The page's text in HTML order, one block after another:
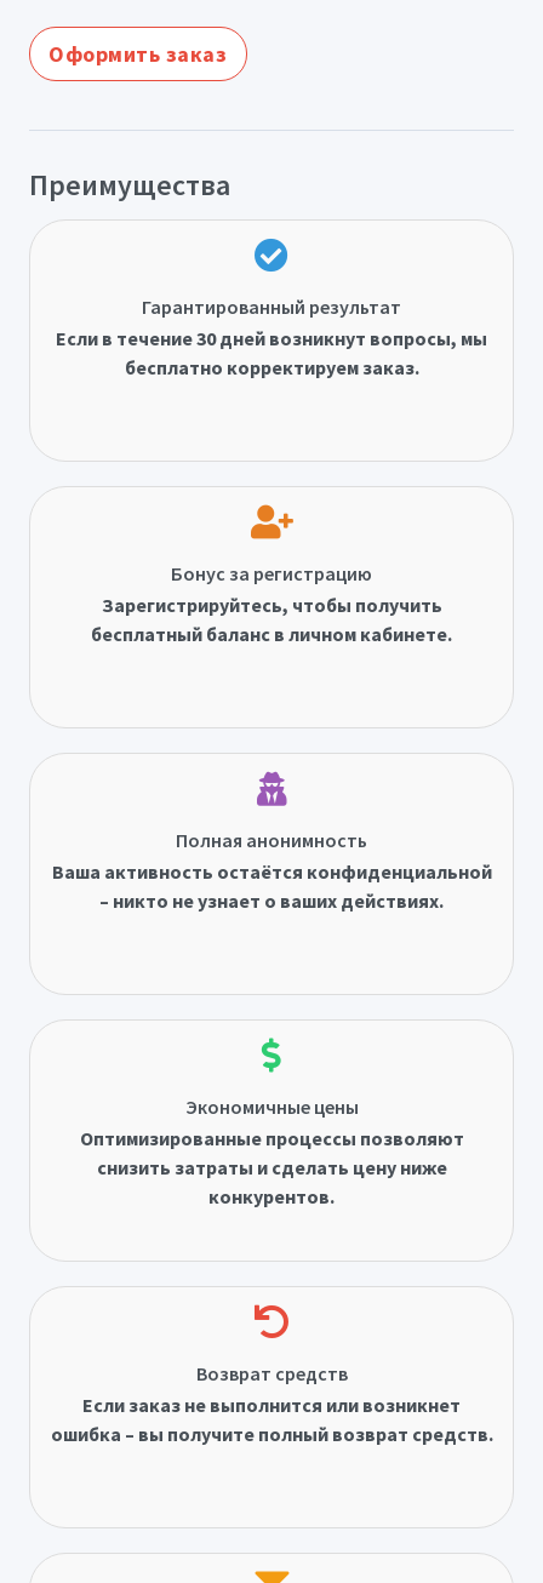
Оформить заказ
Преимущества
Гарантированный результат
Если в течение 30 дней возникнут вопросы, мы
бесплатно корректируем заказ.
Бонус за регистрацию
Зарегистрируйтесь, чтобы получить
бесплатный баланс в личном кабинете.
Полная анонимность
Ваша активность остаётся конфиденциальной
– никто не узнает о ваших действиях.
Экономичные цены
Оптимизированные процессы позволяют
снизить затраты и сделать цену ниже
конкурентов.
Возврат средств
Если заказ не выполнится или возникнет
ошибка – вы получите полный возврат средств.